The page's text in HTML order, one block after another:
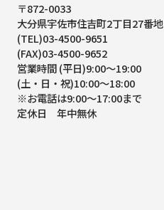
〒872-0033
大分県宇佐市住吉町2丁目27番地
(TEL)03-4500-9651
(FAX)03-4500-9652
営業時間 (平日)9:00～19:00
(土・日・祝)10:00～18:00
※お電話は9:00～17:00まで
定休日 年中無休